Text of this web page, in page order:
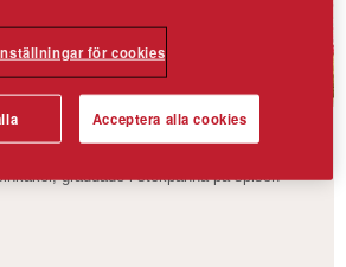
med russin
gräddade i stekpanna på spisen
för cookies
Acceptera alla cookies